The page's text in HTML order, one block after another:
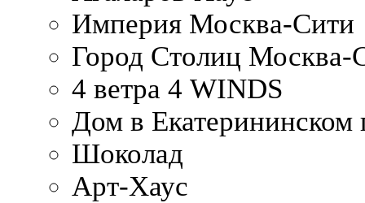
Империя Москва-Сити
Город Столиц Москва-
4 ветра 4 WINDS
Дом в Екатерининском
Шоколад
Арт-Хаус